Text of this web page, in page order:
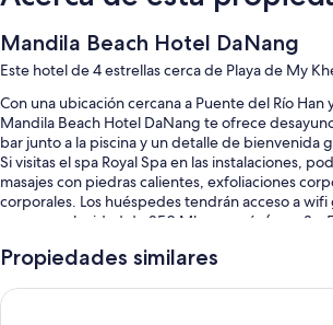
Mandila Beach Hotel DaNang
Este hotel de 4 estrellas cerca de Playa de My
Con una ubicación cercana a Puente del Río Han
Mandila Beach Hotel DaNang te ofrece
bar junto a la piscina y un detalle de bienvenida
Si visitas el spa Royal Spa en las instalaciones,
masajes con piedras calientes, exfoliaciones
corporales. Los huéspedes tendrán acceso a
con una velocidad de 250 Mbps o más (para 3 a
de lavandería/tintorería.
También se incluyen los siguientes beneficios
Propiedades similares
Golden Lotus Luxury Hotel Da Nang